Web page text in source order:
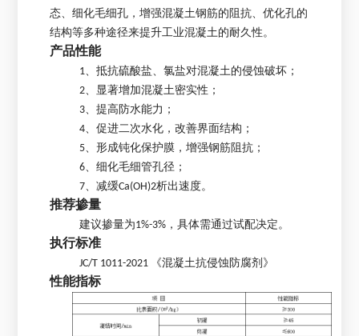
态、细化毛细孔，增强混凝土钢筋的阻抗、优化孔的
结构等多种途径来提升工业混凝土的耐久性。
产品性能
1、抵抗硫酸盐、氯盐对混凝土的侵蚀破坏；
2、显著增加混凝土密实性；
3、提高防水能力；
4、促进二次水化，改善界面结构；
5、形成钝化保护膜，增强钢筋阻抗；
6、细化毛细管孔径；
7、减缓Ca(OH)2析出速度。
推荐掺量
建议掺量为1%-3%，具体需通过试配决定。
执行标准
JC/T 1011-2021 《混凝土抗侵蚀防腐剂》
性能指标